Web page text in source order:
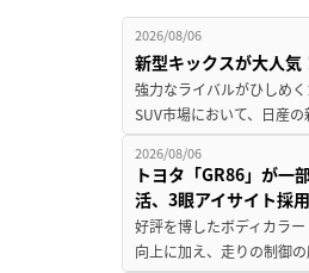
2026/08/06
新型キックスが大人気
強力なライバルがひしめ
SUV市場において、日産
2026/08/06
トヨタ「GR86」が一
活、3眼アイサイト採
好評を博したボディカラ
向上に加え、走りの制御